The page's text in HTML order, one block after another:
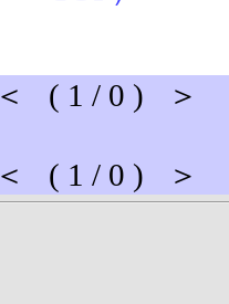
＜ ( 1 / 0 ) ＞
＜ ( 1 / 0 ) ＞